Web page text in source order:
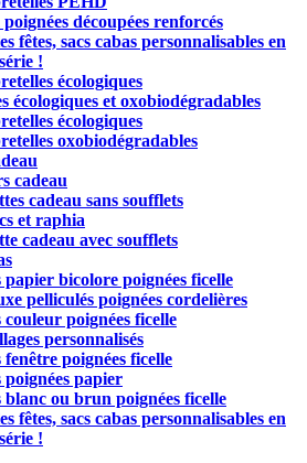
poignées découpées renforcés
fêtes, sacs cabas personnalisables en
!
écologiques
écologiques et oxobiodégradables
écologiques
oxobiodégradables
cadeau
cadeau sans soufflets
et raphia
cadeau avec soufflets
papier bicolore poignées ficelle
pelliculés poignées cordelières
couleur poignées ficelle
personnalisés
fenêtre poignées ficelle
poignées papier
blanc ou brun poignées ficelle
fêtes, sacs cabas personnalisables en
!